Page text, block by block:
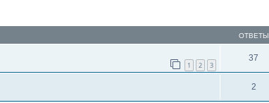
ОТВЕТЫ
1 2 3
37
2